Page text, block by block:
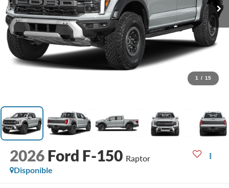
1 / 15
2026 Ford F-150 Raptor
Disponible